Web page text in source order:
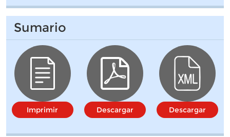
Sumario
Imprimir Descargar Descargar